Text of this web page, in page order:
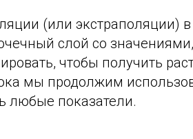
(или экстраполяции)
слой со
чтобы получить
мы продолжим
любые показатели.